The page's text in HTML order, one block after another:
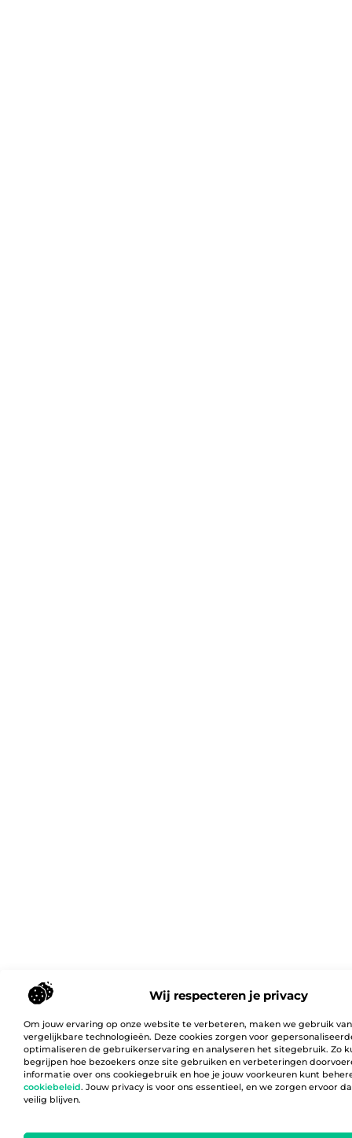
Wij respecteren je privacy
Om jouw ervaring op onze website te verbeteren, maken we gebruik
vergelijkbare technologieën. Deze cookies zorgen voor
optimaliseren de gebruikerservaring en analyseren het sitegebruik. Zo
begrijpen hoe bezoekers onze site gebruiken en verbeteringen
informatie over ons cookiegebruik en hoe je jouw voorkeuren kunt
cookiebeleid. Jouw privacy is voor ons essentieel, en we zorgen ervoor
veilig blijven.